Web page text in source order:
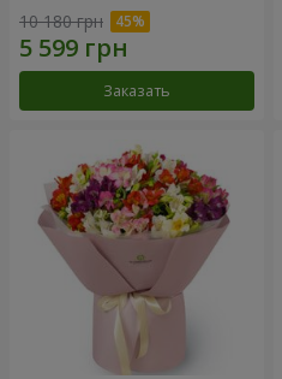
10 180 грн
Заказать